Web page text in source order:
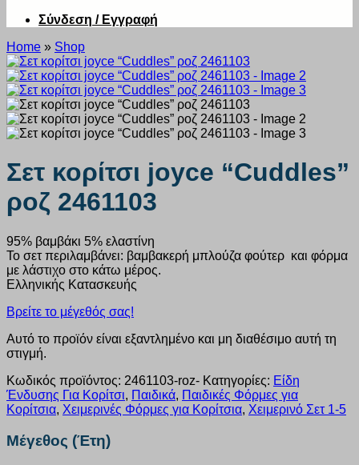
Σύνδεση / Εγγραφή
Home » Shop
Σετ κορίτσι joyce “Cuddles”
ροζ 2461103
95% βαμβάκι 5% ελαστίνη
Το σετ περιλαμβάνει: βαμβακερή μπλούζα φούτερ και φόρμα
με λάστιχο στο κάτω μέρος.
Ελληνικής Κατασκευής
Βρείτε το μέγεθός σας!
Αυτό το προϊόν είναι εξαντλημένο και μη διαθέσιμο αυτή τη
στιγμή.
Κωδικός προϊόντος: 2461103-roz- Κατηγορίες: Είδη
Ένδυσης Για Κορίτσι, Παιδικά, Παιδικές Φόρμες για
Κορίτσια, Χειμερινές Φόρμες για Κορίτσια, Χειμερινό Σετ 1-5
Μέγεθος (Έτη)